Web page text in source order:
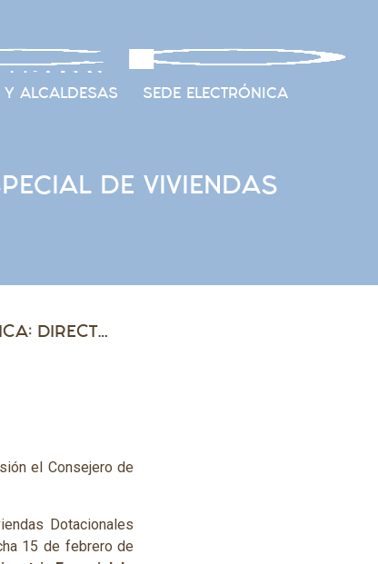
ALCALDESAS SEDE ELECTRÓNICA
DE VIVIENDAS
CIRCULAR 21/2024. INFORMACIÓN PÚBLICA: DIRECTRIZ ESPECIAL DE VIVIENDAS DOTACIONALES PÚBLICAS
el Consejero de
Dotacionales
15 de febrero de